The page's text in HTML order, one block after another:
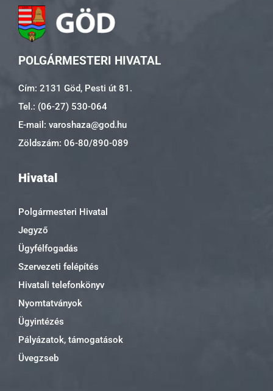
POLGÁRMESTERI HIVATAL
Cím: 2131 Göd, Pesti út 81.
Tel.: (06-27) 530-064
E-mail: varoshaza@god.hu
Zöldszám: 06-80/890-089
Hivatal
Polgármesteri Hivatal
Jegyző
Ügyfélfogadás
Szervezeti felépítés
Hivatali telefonkönyv
Nyomtatványok
Ügyintézés
Pályázatok, támogatások
Üvegzseb